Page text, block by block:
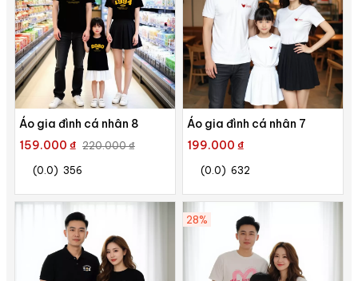
Áo gia đình cá nhân 8
159.000 ₫ 220.000 ₫
(0.0) 356
Áo gia đình cá nhân 7
199.000 ₫
(0.0) 632
28%